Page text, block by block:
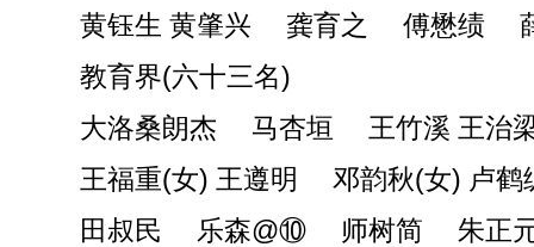
黄钰生 黄肇兴 龚育之 傅懋绩
教育界(六十三名)
大洛桑朗杰 马杏垣 王竹溪 王治
王福重(女) 王遵明 邓韵秋(女) 卢鹤
田叔民 乐森@⑩ 师树简 朱正元